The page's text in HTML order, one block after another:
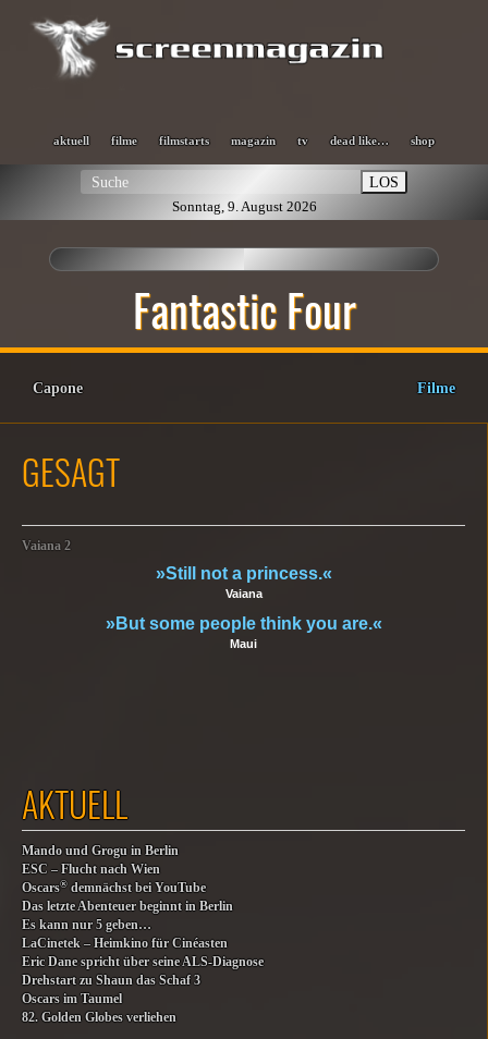
aktuell filme filmstarts magazin tv dead like… shop
LOS
Sonntag, 9. August 2026
Fantastic Four
Capone Filme
GESAGT
Vaiana 2
»Still not a princess.«
Vaiana
»But some people think you are.«
Maui
AKTUELL
Mando und Grogu in Berlin
ESC – Flucht nach Wien
Oscars® demnächst bei YouTube
Das letzte Abenteuer beginnt in Berlin
Es kann nur 5 geben…
LaCinetek – Heimkino für Cinéasten
Eric Dane spricht über seine ALS-Diagnose
Drehstart zu Shaun das Schaf 3
Oscars im Taumel
82. Golden Globes verliehen